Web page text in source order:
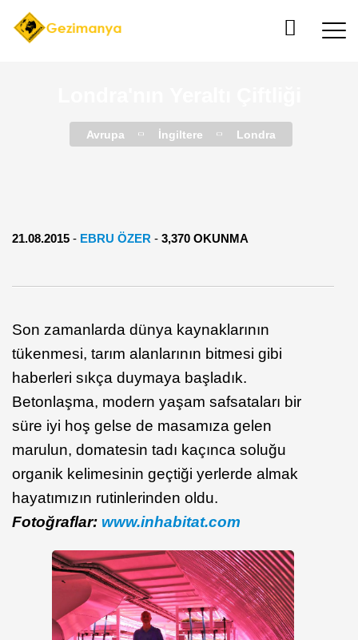
Avrupa İngiltere Londra
21.08.2015 - EBRU ÖZER - 3,370 OKUNMA
Son zamanlarda dünya kaynaklarının
tükenmesi, tarım alanlarının bitmesi gibi
haberleri sıkça duymaya başladık.
Betonlaşma, modern yaşam safsataları bir
süre iyi hoş gelse de masamıza gelen
marulun, domatesin tadı kaçınca soluğu
organik kelimesinin geçtiği yerlerde almak
hayatımızın rutinlerinden oldu.
Fotoğraflar: www.inhabitat.com